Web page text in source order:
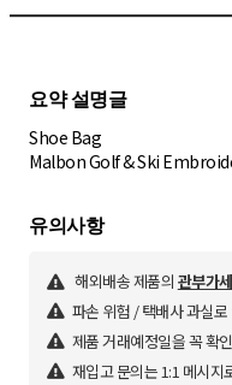
요약 설명글
Shoe Bag
Malbon Golf & Ski
유의사항
해외배송 제품의 관부가
파손 위험 / 택배사 과실
제품 거래예정일을 꼭 확
재입고 문의는 1:1 메시지